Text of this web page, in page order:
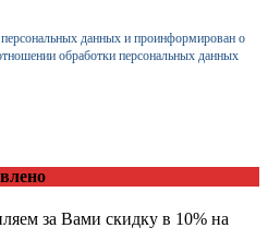
данных и проинформирован о
обработки персональных данных
за Вами скидку в 10% на